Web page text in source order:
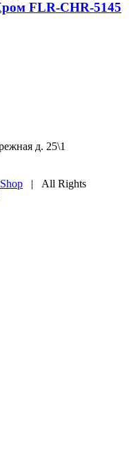
FLR-CHR-5145
д. 25\1
| All Rights